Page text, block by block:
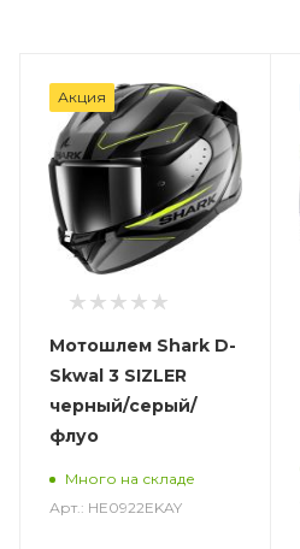
Акция
Мотошлем Shark D-
Skwal 3 SIZLER
черный/серый/
флуо
Много на складе
Арт.: HE0922EKAY